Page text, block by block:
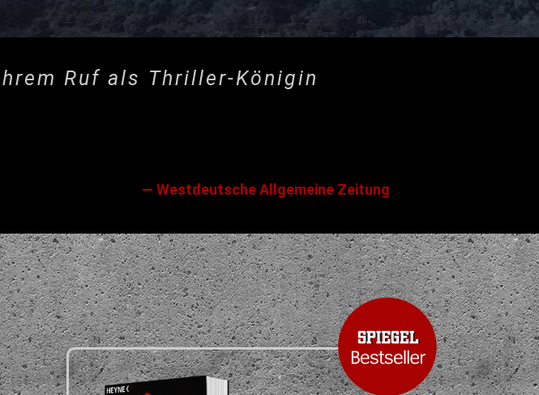
Ruf als Thriller-Königin
— Westdeutsche Allgemeine Zeitung